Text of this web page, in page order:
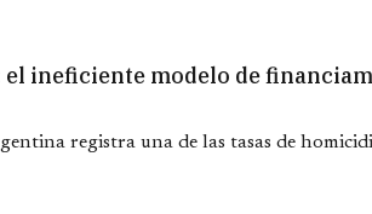
el ineficiente modelo de
registra una de las tasas de